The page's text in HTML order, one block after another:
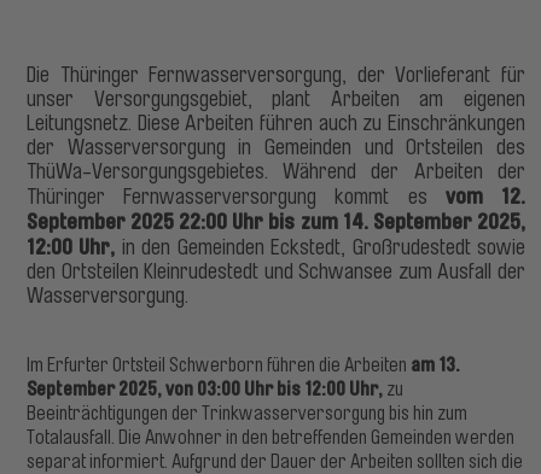
Die Thüringer Fernwasserversorgung, der Vorlieferant für
unser Versorgungsgebiet, plant Arbeiten am eigenen
Leitungsnetz. Diese Arbeiten führen auch zu Einschränkungen
der Wasserversorgung in Gemeinden und Ortsteilen des
ThüWa-Versorgungsgebietes. Während der Arbeiten der
Thüringer Fernwasserversorgung kommt es vom 12.
September 2025 22:00 Uhr bis zum 14. September 2025,
12:00 Uhr, in den Gemeinden Eckstedt, Großrudestedt sowie
den Ortsteilen Kleinrudestedt und Schwansee zum Ausfall der
Wasserversorgung.
Im Erfurter Ortsteil Schwerborn führen die Arbeiten am 13.
September 2025, von 03:00 Uhr bis 12:00 Uhr, zu
Beeinträchtigungen der Trinkwasserversorgung bis hin zum
Totalausfall. Die Anwohner in den betreffenden Gemeinden werden
separat informiert. Aufgrund der Dauer der Arbeiten sollten sich die